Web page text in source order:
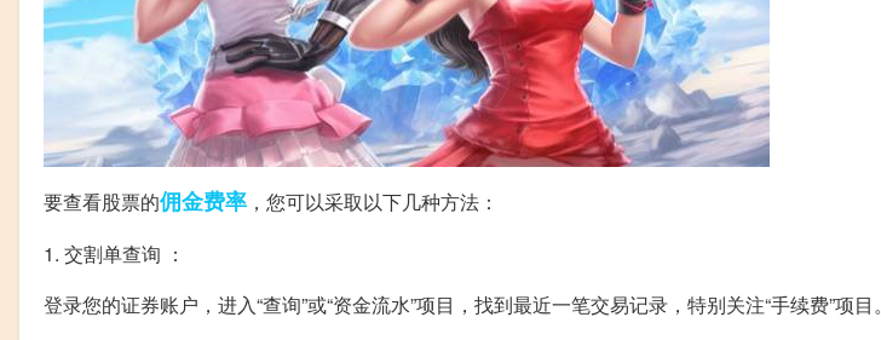
要查看股票的佣金费率 ，您可以采取以下几种方法：
1. 交割单查询 ：
登录您的证券账户，进入“查询”或“资金流水”项目，找到最近一笔交易记录，特别关注“手续费”项目。